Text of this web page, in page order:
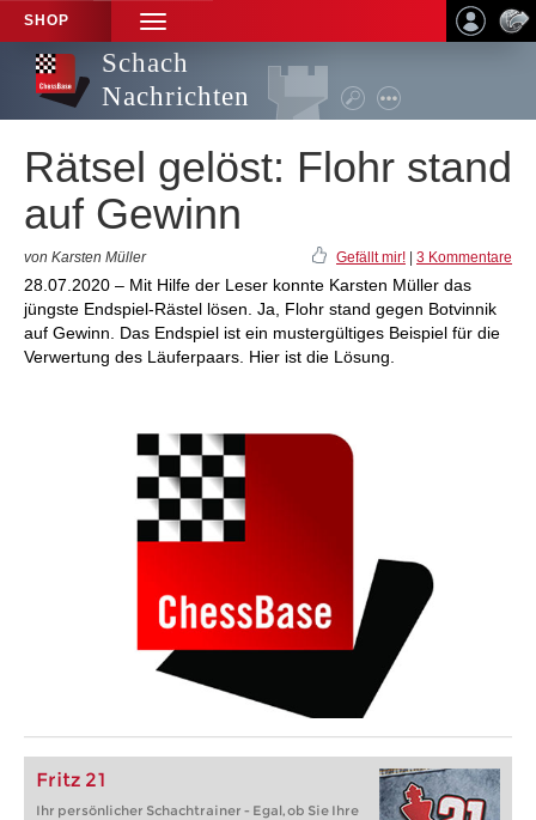
SHOP
TOGGLE
NAVIGATION
Schach
Nachrichten
Rätsel gelöst: Flohr stand
auf Gewinn
von Karsten Müller Gefällt mir! 3 Kommentare
28.07.2020 – Mit Hilfe der Leser konnte Karsten Müller das
jüngste Endspiel-Rästel lösen. Ja, Flohr stand gegen Botvinnik
auf Gewinn. Das Endspiel ist ein mustergültiges Beispiel für die
Verwertung des Läuferpaars. Hier ist die Lösung.
Fritz 21
Ihr persönlicher Schachtrainer - Egal, ob Sie Ihre